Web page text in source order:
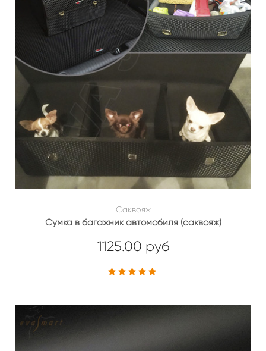
Саквояж
Сумка в багажник автомобиля (саквояж)
1125.00 руб